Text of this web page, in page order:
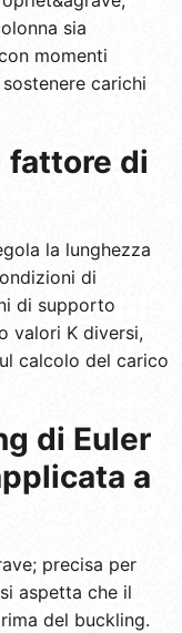
sia
momenti
carichi
fattore di
la lunghezza
di
di supporto
valori K diversi,
calcolo del carico
di Euler
a
precisa per
aspetta che il
del buckling.